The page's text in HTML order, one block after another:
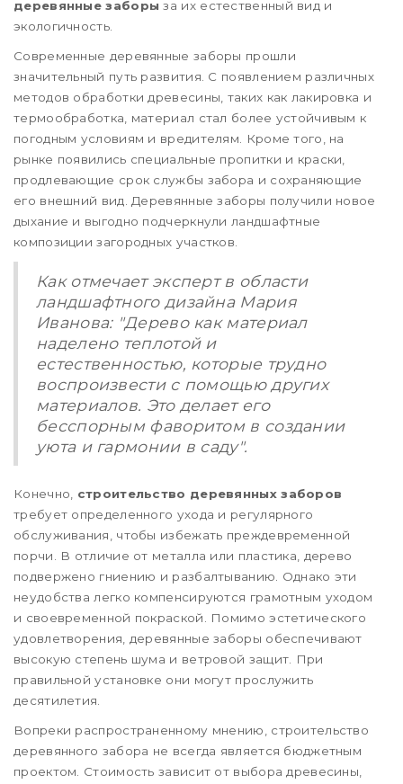
деревянные заборы за их естественный вид и
экологичность.
Современные деревянные заборы прошли
значительный путь развития. С появлением различных
методов обработки древесины, таких как лакировка и
термообработка, материал стал более устойчивым к
погодным условиям и вредителям. Кроме того, на
рынке появились специальные пропитки и краски,
продлевающие срок службы забора и сохраняющие
его внешний вид. Деревянные заборы получили новое
дыхание и выгодно подчеркнули ландшафтные
композиции загородных участков.
Как отмечает эксперт в области
ландшафтного дизайна Мария
Иванова: "Дерево как материал
наделено теплотой и
естественностью, которые трудно
воспроизвести с помощью других
материалов. Это делает его
бесспорным фаворитом в создании
уюта и гармонии в саду".
Конечно, строительство деревянных заборов
требует определенного ухода и регулярного
обслуживания, чтобы избежать преждевременной
порчи. В отличие от металла или пластика, дерево
подвержено гниению и разбалтыванию. Однако эти
неудобства легко компенсируются грамотным уходом
и своевременной покраской. Помимо эстетического
удовлетворения, деревянные заборы обеспечивают
высокую степень шума и ветровой защит. При
правильной установке они могут прослужить
десятилетия.
Вопреки распространенному мнению, строительство
деревянного забора не всегда является бюджетным
проектом. Стоимость зависит от выбора древесины,